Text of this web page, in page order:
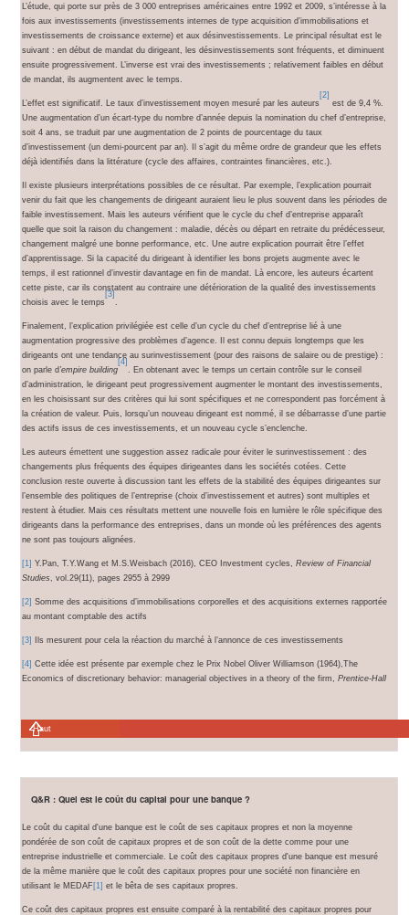
L’étude, qui porte sur près de 3 000 entreprises américaines entre 1992 et 2009, s’intéresse à la
fois aux investissements (investissements internes de type acquisition d’immobilisations et
investissements de croissance externe) et aux désinvestissements. Le principal résultat est le
suivant : en début de mandat du dirigeant, les désinvestissements sont fréquents, et diminuent
ensuite progressivement. L’inverse est vrai des investissements ; relativement faibles en début
de mandat, ils augmentent avec le temps.
L’effet est significatif. Le taux d’investissement moyen mesuré par les auteurs
[2]
est de 9,4 %.
Une augmentation d’un écart-type du nombre d’année depuis la nomination du chef d’entreprise,
soit 4 ans, se traduit par une augmentation de 2 points de pourcentage du taux
d’investissement (un demi-pourcent par an). Il s’agit du même ordre de grandeur que les effets
déjà identifiés dans la littérature (cycle des affaires, contraintes financières, etc.).
Il existe plusieurs interprétations possibles de ce résultat. Par exemple, l’explication pourrait
venir du fait que les changements de dirigeant auraient lieu le plus souvent dans les périodes de
faible investissement. Mais les auteurs vérifient que le cycle du chef d’entreprise apparaît
quelle que soit la raison du changement : maladie, décès ou départ en retraite du prédécesseur,
changement malgré une bonne performance, etc. Une autre explication pourrait être l’effet
d’apprentissage. Si la capacité du dirigeant à identifier les bons projets augmente avec le
temps, il est rationnel d’investir davantage en fin de mandat. Là encore, les auteurs écartent
cette piste, car ils constatent au contraire une détérioration de la qualité des investissements
choisis avec le temps
[3]
Finalement, l’explication privilégiée est celle d’un cycle du chef d’entreprise lié à une
augmentation progressive des problèmes d’agence. Il est connu depuis longtemps que les
dirigeants ont une tendance au surinvestissement (pour des raisons de salaire ou de prestige) :
on parle d ’empire building
[4]
. En obtenant avec le temps un certain contrôle sur le conseil
d’administration, le dirigeant peut progressivement augmenter le montant des investissements,
en les choisissant sur des critères qui lui sont spécifiques et ne correspondent pas forcément à
la création de valeur. Puis, lorsqu’un nouveau dirigeant est nommé, il se débarrasse d’une partie
des actifs issus de ces investissements, et un nouveau cycle s’enclenche.
Les auteurs émettent une suggestion assez radicale pour éviter le surinvestissement : des
changements plus fréquents des équipes dirigeantes dans les sociétés cotées. Cette
conclusion reste ouverte à discussion tant les effets de la stabilité des équipes dirigeantes sur
l’ensemble des politiques de l’entreprise (choix d’investissement et autres) sont multiples et
restent à étudier. Mais ces résultats mettent une nouvelle fois en lumière le rôle spécifique des
dirigeants dans la performance des entreprises, dans un monde où les préférences des agents
ne sont pas toujours alignées.
[1] Y.Pan, T.Y.Wang et M.S.Weisbach (2016), CEO Investment cycles, Review of Financial
Studies , vol.29(11), pages 2955 à 2999
[2] Somme des acquisitions d’immobilisations corporelles et des acquisitions externes rapportée
au montant comptable des actifs
[3] Ils mesurent pour cela la réaction du marché à l’annonce de ces investissements
[4] Cette idée est présente par exemple chez le Prix Nobel Oliver Williamson (1964),The
Economics of discretionary behavior: managerial objectives in a theory of the firm, Prentice-Hall
Haut
Q&R : Quel est le coût du capital pour une banque ?
Le coût du capital d'une banque est le coût de ses capitaux propres et non la moyenne
pondérée de son coût de capitaux propres et de son coût de la dette comme pour une
entreprise industrielle et commerciale. Le coût des capitaux propres d'une banque est mesuré
de la même manière que le coût des capitaux propres pour une société non financière en
utilisant le MEDAF [1] et le bêta de ses capitaux propres.
Ce coût des capitaux propres est ensuite comparé à la rentabilité des capitaux propres pour